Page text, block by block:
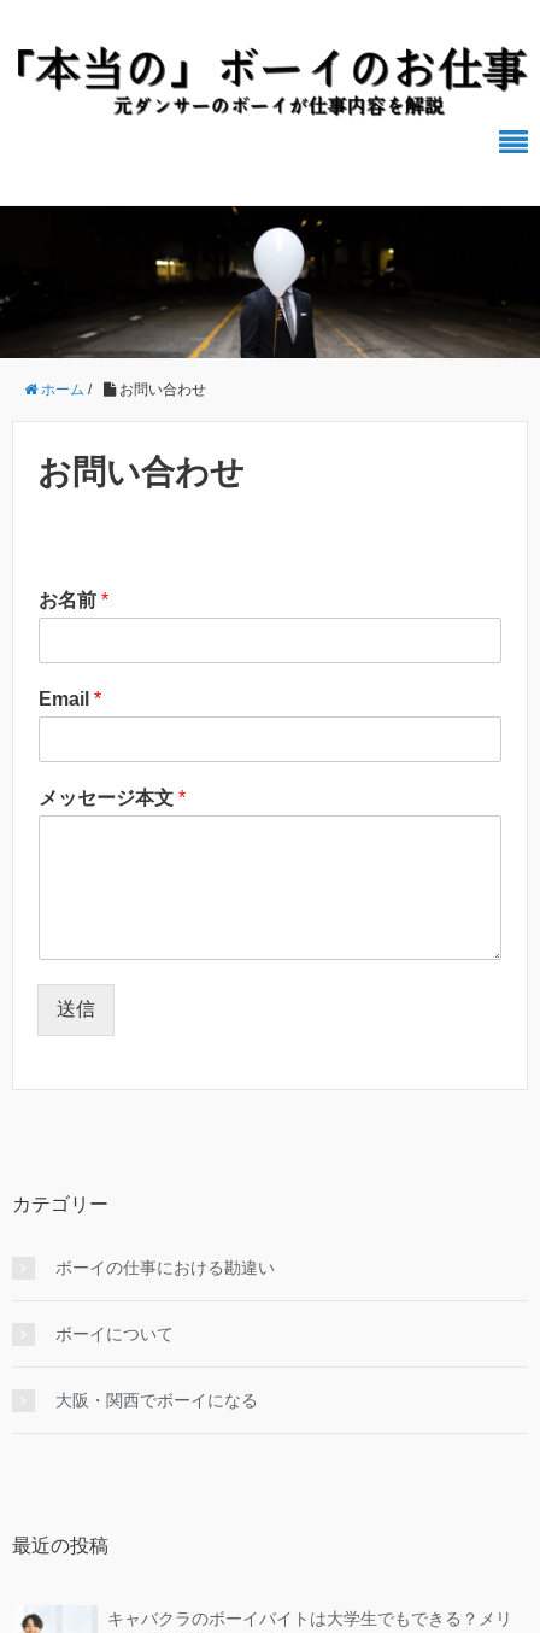
ホーム / お問い合わせ
お問い合わせ
お名前 *
Email *
メッセージ本文 *
送信
カテゴリー
ボーイの仕事における勘違い
ボーイについて
大阪・関西でボーイになる
最近の投稿
キャバクラのボーイバイトは大学生でもできる？メリ